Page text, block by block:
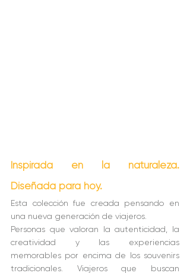
Inspirada en la naturaleza.
Diseñada para hoy.
Esta colección fue creada pensando en
una nueva generación de viajeros.
Personas que valoran la autenticidad, la
creatividad y las experiencias
memorables por encima de los souvenirs
tradicionales. Viajeros que buscan